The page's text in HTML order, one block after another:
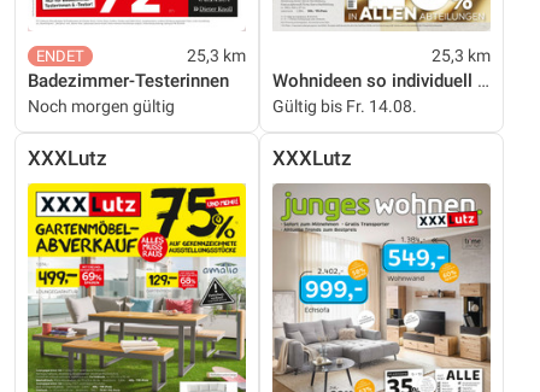
25,3 km
Badezimmer-Testerinnen
Noch morgen gültig
25,3 km
Wohnideen so individuell wie du!
Gültig bis Fr. 14.08.
XXXLutz XXXLutz